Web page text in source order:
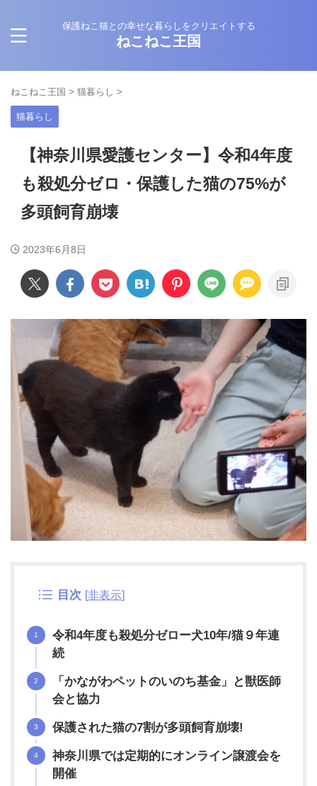
保護ねこ猫との幸せな暮らしをクリエイトする
ねこねこ王国
ねこねこ王国 > 猫暮らし >
猫暮らし
【神奈川県愛護センター】令和4年度
も殺処分ゼロ・保護した猫の75%が
多頭飼育崩壊
2023年6月8日
目次 [非表示]
令和4年度も殺処分ゼロー犬10年/猫９年連
続
「かながわペットのいのち基金」と獣医師
会と協力
保護された猫の7割が多頭飼育崩壊!
神奈川県では定期的にオンライン譲渡会を
開催